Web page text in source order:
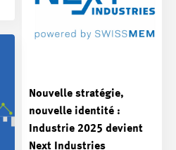
Nouvelle stratégie,
nouvelle identité :
Industrie 2025 devient
Next Industries